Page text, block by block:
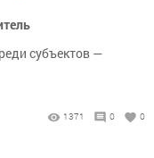
субъектов —
1371 0 0